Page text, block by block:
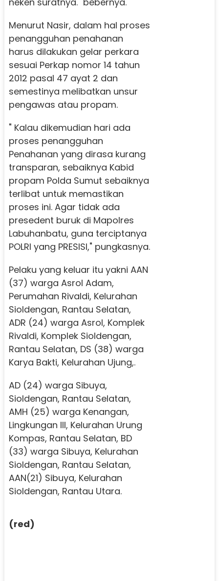
Menurut Nasir, dalam hal proses
penangguhan penahanan
harus dilakukan gelar perkara
sesuai Perkap nomor 14 tahun
2012 pasal 47 ayat 2 dan
semestinya melibatkan unsur
pengawas atau propam.
" Kalau dikemudian hari ada
proses penangguhan
Penahanan yang dirasa kurang
transparan, sebaiknya Kabid
propam Polda Sumut sebaiknya
terlibat untuk memastikan
proses ini. Agar tidak ada
presedent buruk di Mapolres
Labuhanbatu, guna terciptanya
POLRI yang PRESISI," pungkasnya.
Pelaku yang keluar itu yakni AAN
(37) warga Asrol Adam,
Perumahan Rivaldi, Kelurahan
Sioldengan, Rantau Selatan,
ADR (24) warga Asrol, Komplek
Rivaldi, Komplek Sioldengan,
Rantau Selatan, DS (38) warga
Karya Bakti, Kelurahan Ujung,.
AD (24) warga Sibuya,
Sioldengan, Rantau Selatan,
AMH (25) warga Kenangan,
Lingkungan III, Kelurahan Urung
Kompas, Rantau Selatan, BD
(33) warga Sibuya, Kelurahan
Sioldengan, Rantau Selatan,
AAN(21) Sibuya, Kelurahan
Sioldengan, Rantau Utara.
(red)